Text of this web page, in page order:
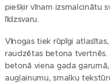
piešķir vīnam izsmalcinātu
līdzsvaru.
Vīnogas tiek rūpīgi
raudzētas betona
betonā viena gada
augļainumu, smalku